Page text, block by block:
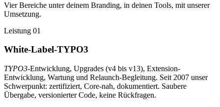
Vier Bereiche unter deinem Branding, in deinen Tools, mit unserer
Umsetzung.
Leistung 01
White-Label-TYPO3
TYPO3-Entwicklung, Upgrades (v4 bis v13), Extension-
Entwicklung, Wartung und Relaunch-Begleitung. Seit 2007 unser
Schwerpunkt: zertifiziert, Core-nah, dokumentiert. Saubere
Übergabe, versionierter Code, keine Rückfragen.